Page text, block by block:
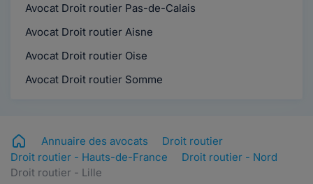
Avocat Droit routier Pas-de-Calais
Avocat Droit routier Aisne
Avocat Droit routier Oise
Avocat Droit routier Somme
Annuaire des avocats
Droit routier
Droit routier - Hauts-de-France
Droit routier - Nord
Droit routier - Lille